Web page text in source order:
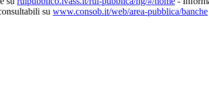
su www.consob.it/web/area-pubblica/banche